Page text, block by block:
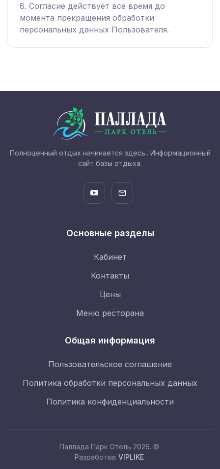
8. Согласие действует все время до
момента прекращения обработки
персональных данных Пользователя.
Полноценный отдых начинается здесь.. Информационный
сайт базы отдыха.
Основные разделы
Кабинет
Контакты
Цены
Меню ресторана
Общая информация
Пользовательское соглашение
Политика обработки персональных данных
Политика конфиденциальности
Паллада Парк Отель 2026. ©
Разработка: VIPLIKE
Забронировать